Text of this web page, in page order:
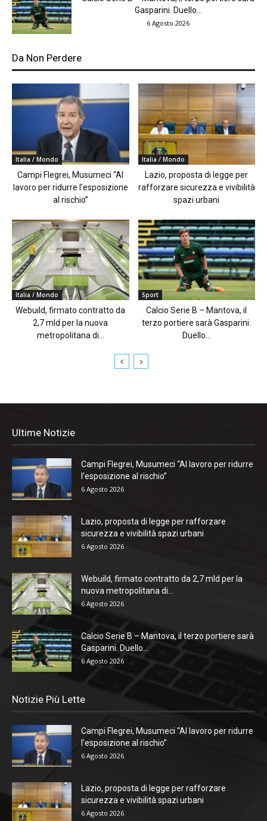
Gasparini. Duello...
6 Agosto 2026
Da Non Perdere
Italia / Mondo
Campi Flegrei, Musumeci “Al
lavoro per ridurre l’esposizione
al rischio”
Italia / Mondo
Lazio, proposta di legge per
rafforzare sicurezza e vivibilità
spazi urbani
Italia / Mondo
Webuild, firmato contratto da
2,7 mld per la nuova
metropolitana di...
Sport
Calcio Serie B – Mantova, il
terzo portiere sarà Gasparini.
Duello...
Ultime Notizie
Campi Flegrei, Musumeci “Al lavoro per ridurre
l’esposizione al rischio”
6 Agosto 2026
Lazio, proposta di legge per rafforzare
sicurezza e vivibilità spazi urbani
6 Agosto 2026
Webuild, firmato contratto da 2,7 mld per la
nuova metropolitana di...
6 Agosto 2026
Calcio Serie B – Mantova, il terzo portiere sarà
Gasparini. Duello...
6 Agosto 2026
Notizie Più Lette
Campi Flegrei, Musumeci “Al lavoro per ridurre
l’esposizione al rischio”
6 Agosto 2026
Lazio, proposta di legge per rafforzare
sicurezza e vivibilità spazi urbani
6 Agosto 2026